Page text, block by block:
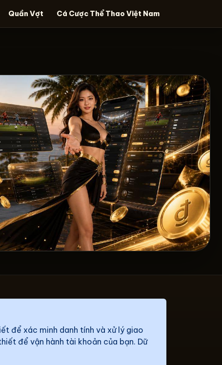
Quần Vợt Cá Cược Thể Thao Việt Nam
để xác minh danh tính và xử lý giao
để vận hành tài khoản của bạn. Dữ